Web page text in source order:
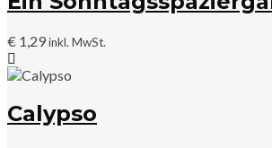
€ 1,29inkl. MwSt.
Calypso